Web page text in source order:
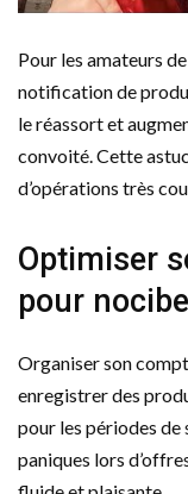
Pour les amateurs
notification de
le réassort et
convoité. Cette
d’opérations très
Optimiser
pour
Organiser son
enregistrer des
pour les périodes de
paniques lors